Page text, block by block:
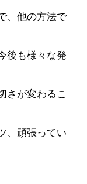
、他の方法で
後も様々な発
さが変わるこ
、頑張ってい